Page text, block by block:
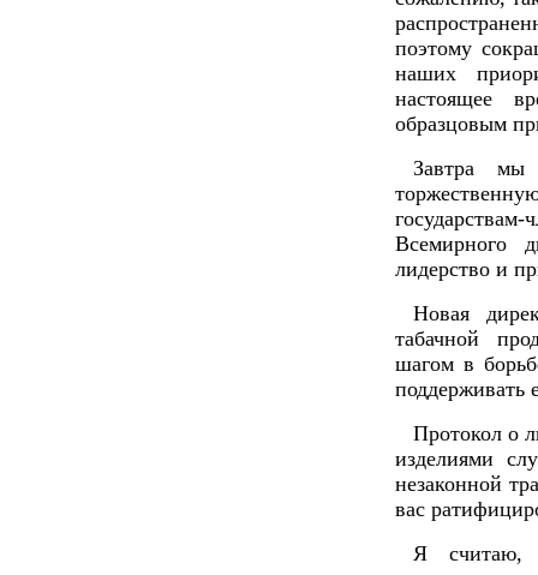
поэтому
наших
настоящее
образцовым
Завтра мы
Всемирного
лидерство и
Новая
табачной
шагом в
поддерживать
Протокол о
изделиями
незаконной
вас
Я считаю,